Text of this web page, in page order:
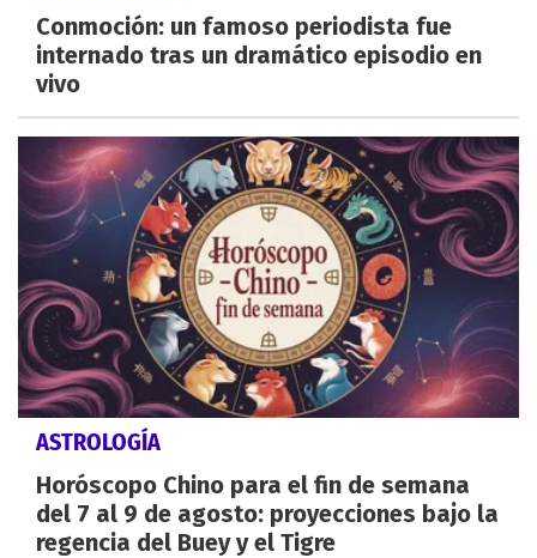
Conmoción: un famoso periodista fue
internado tras un dramático episodio en
vivo
ASTROLOGÍA
Horóscopo Chino para el fin de semana
del 7 al 9 de agosto: proyecciones bajo la
regencia del Buey y el Tigre